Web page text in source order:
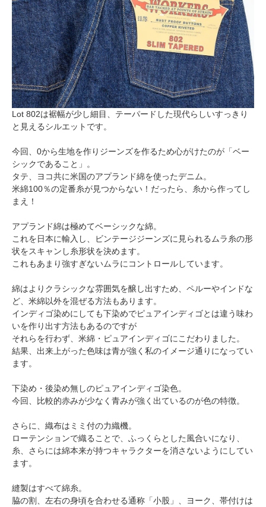
Lot 802は裾幅が少し細目、テーパードした現代らしいすっきり
と見えるシルエットです。
今回、0から生地を作りジーンズを作るため心がけたのが「ベー
シックであること」。
タテ、ヨコ共に米国のアプランド綿を使ったデニム。
米綿100％の定番糸が見つからない！だったら、糸から作ってし
まえ！
アプランド綿は極めてベーシックな綿。
これを日本に輸入し、ビンテージジーンズに見られるムラ糸の形
状をスキャンし糸形状を決めます。
これもあまり強すぎないムラにコントロールしています。
綿はよりクラシックな雰囲気を醸し出すため、ペルーやインドな
ど、米綿以外を混ぜる方法もあります。
インディゴ染めにしても下染めでピュアインディゴとは違う味わ
いを作り出す方法もあるのですが
それらを行わず、米綿・ピュアインディゴにこだわりました。
結果、出来上がった色味は青が強く私のイメージ通りになってい
ます。
下染め・後染め無しのピュアインディゴ染色。
今回、比較的赤みが少なく青みが強く出ているのが色の特徴。
さらに、織布はミミ付の力織機。
ローテンションで織ることで、ふっくらとした風合いになり、
糸、さらには綿本来が持つキャラクターを消さないようにしてい
ます。
縫製はすべて綿糸。
脇の割、左右の身頃を合わせる通称「小股」、ヨーク、帯付けは